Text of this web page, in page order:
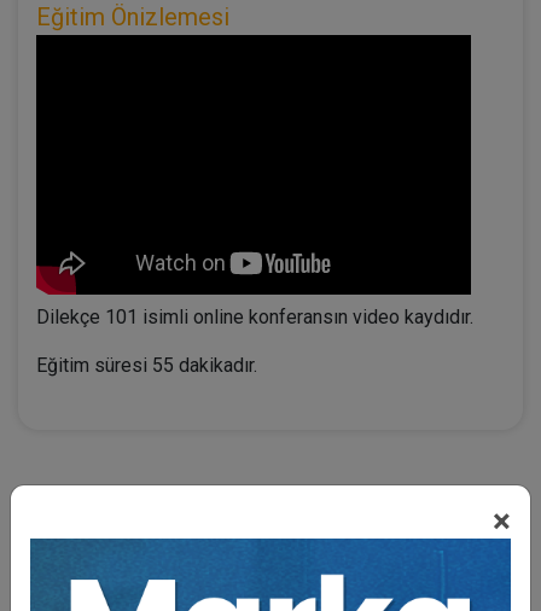
×
Eğitim Önizlemesi
Dilekçe 101 isimli online konferansın video kaydıdır.
Eğitim süresi 55 dakikadır.